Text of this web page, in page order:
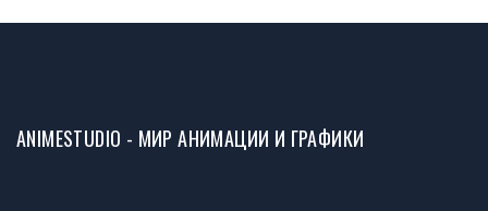
ANIMESTUDIO - МИР АНИМАЦИИ И ГРАФИКИ